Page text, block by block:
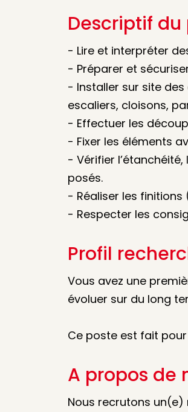
Descriptif du
- Lire et interpréter
- Préparer et
- Installer sur site
escaliers, cloisons,
- Effectuer les
- Fixer les éléments
- Vérifier
posés.
- Réaliser les
- Respecter les
Profil
Vous avez une
évoluer sur du long
Ce poste est fait
A propos de
Nous recrutons un(e)